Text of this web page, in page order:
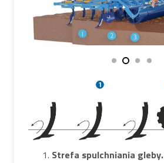
Strefa spulchniania gleby.